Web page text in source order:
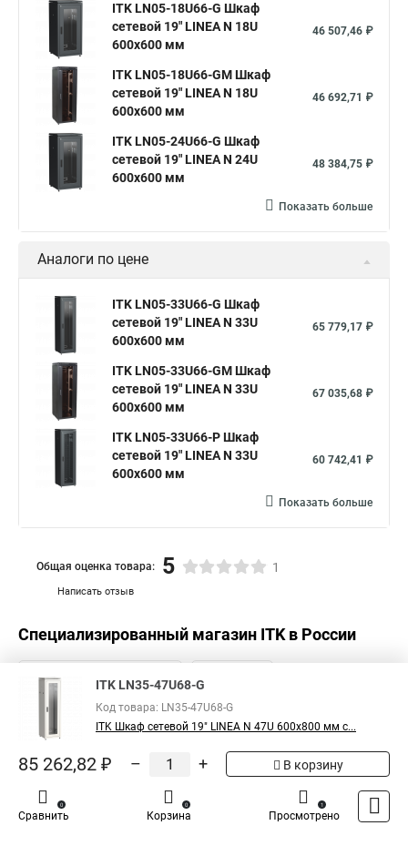
ITK LN05-18U66-G Шкаф
сетевой 19" LINEA N 18U
600х600 мм
46 507,46 ₽
ITK LN05-18U66-GM Шкаф
сетевой 19" LINEA N 18U
600х600 мм
46 692,71 ₽
ITK LN05-24U66-G Шкаф
сетевой 19" LINEA N 24U
600х600 мм
48 384,75 ₽
Показать больше
Аналоги по цене
ITK LN05-33U66-G Шкаф
сетевой 19" LINEA N 33U
600х600 мм
65 779,17 ₽
ITK LN05-33U66-GM Шкаф
сетевой 19" LINEA N 33U
600х600 мм
67 035,68 ₽
ITK LN05-33U66-P Шкаф
сетевой 19" LINEA N 33U
600х600 мм
60 742,41 ₽
Показать больше
Написать отзыв
Общая оценка товара: 5 1
Специализированный магазин ITKв России
ITK LN35-47U68-G
Код товара: LN35-47U68-G
ITK Шкаф сетевой 19" LINEA N 47U 600х800 мм с...
85 262,82 ₽ – + В корзину
Сравнить
0
Корзина
0
Просмотрено
1